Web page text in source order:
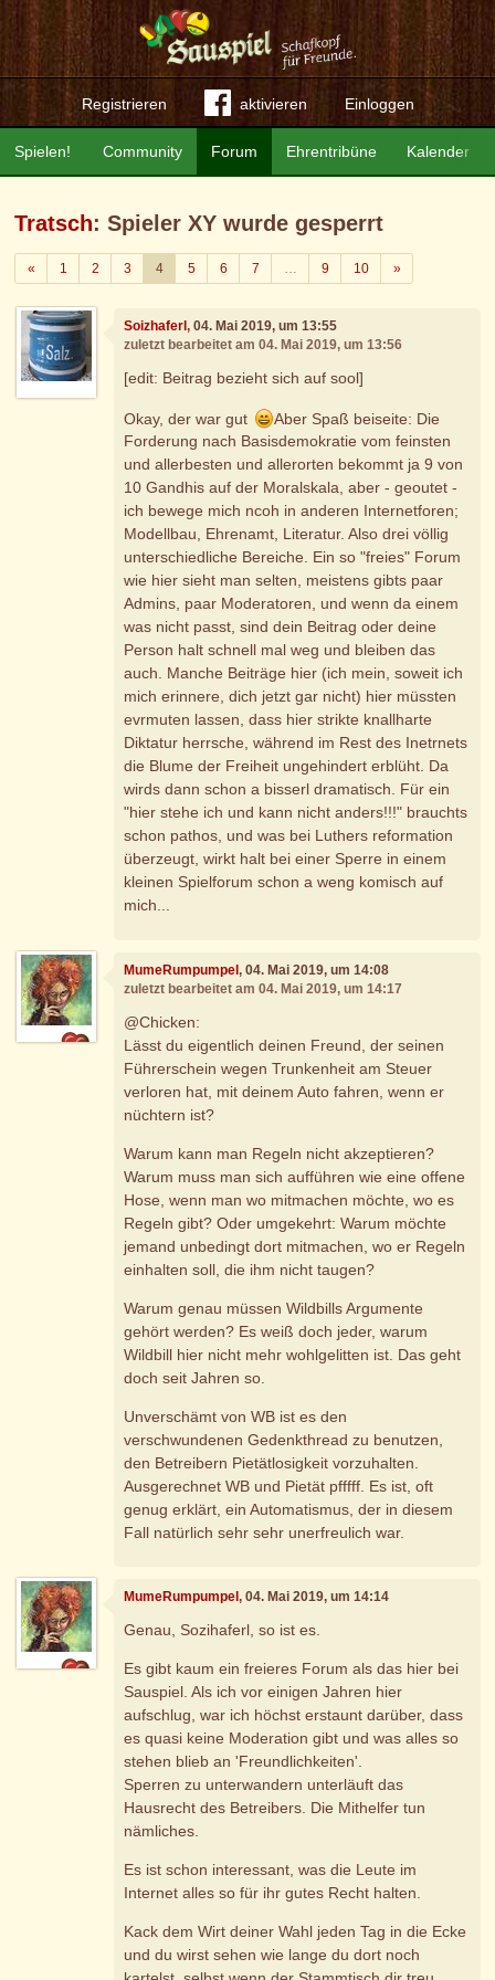
Registrieren aktivieren Einloggen
Community Forum Ehrentribüne Kalender
Spielen!
Tratsch: Spieler XY wurde gesperrt
«Zurück
1 2 3 4 5 6 7 … 9 10 »Weiter
Soizhaferl, 04. Mai 2019, um 13:55
zuletzt bearbeitet am 04. Mai 2019, um 13:56
[edit: Beitrag bezieht sich auf sool]
Okay, der war gut
Aber Spaß beiseite: Die
Forderung nach Basisdemokratie vom feinsten
und allerbesten und allerorten bekommt ja 9 von
10 Gandhis auf der Moralskala, aber - geoutet -
ich bewege mich ncoh in anderen Internetforen;
Modellbau, Ehrenamt, Literatur. Also drei völlig
unterschiedliche Bereiche. Ein so "freies" Forum
wie hier sieht man selten, meistens gibts paar
Admins, paar Moderatoren, und wenn da einem
was nicht passt, sind dein Beitrag oder deine
Person halt schnell mal weg und bleiben das
auch. Manche Beiträge hier (ich mein, soweit ich
mich erinnere, dich jetzt gar nicht) hier müssten
evrmuten lassen, dass hier strikte knallharte
Diktatur herrsche, während im Rest des Inetrnets
die Blume der Freiheit ungehindert erblüht. Da
wirds dann schon a bisserl dramatisch. Für ein
"hier stehe ich und kann nicht anders!!!" brauchts
schon pathos, und was bei Luthers reformation
überzeugt, wirkt halt bei einer Sperre in einem
kleinen Spielforum schon a weng komisch auf
mich...
MumeRumpumpel, 04. Mai 2019, um 14:08
zuletzt bearbeitet am 04. Mai 2019, um 14:17
@Chicken:
Lässt du eigentlich deinen Freund, der seinen
Führerschein wegen Trunkenheit am Steuer
verloren hat, mit deinem Auto fahren, wenn er
nüchtern ist?
Warum kann man Regeln nicht akzeptieren?
Warum muss man sich aufführen wie eine offene
Hose, wenn man wo mitmachen möchte, wo es
Regeln gibt? Oder umgekehrt: Warum möchte
jemand unbedingt dort mitmachen, wo er Regeln
einhalten soll, die ihm nicht taugen?
Warum genau müssen Wildbills Argumente
gehört werden? Es weiß doch jeder, warum
Wildbill hier nicht mehr wohlgelitten ist. Das geht
doch seit Jahren so.
Unverschämt von WB ist es den
verschwundenen Gedenkthread zu benutzen,
den Betreibern Pietätlosigkeit vorzuhalten.
Ausgerechnet WB und Pietät pfffff. Es ist, oft
genug erklärt, ein Automatismus, der in diesem
Fall natürlich sehr sehr unerfreulich war.
MumeRumpumpel, 04. Mai 2019, um 14:14
Genau, Sozihaferl, so ist es.
Es gibt kaum ein freieres Forum als das hier bei
Sauspiel. Als ich vor einigen Jahren hier
aufschlug, war ich höchst erstaunt darüber, dass
es quasi keine Moderation gibt und was alles so
stehen blieb an 'Freundlichkeiten'.
Sperren zu unterwandern unterläuft das
Hausrecht des Betreibers. Die Mithelfer tun
nämliches.
Es ist schon interessant, was die Leute im
Internet alles so für ihr gutes Recht halten.
Kack dem Wirt deiner Wahl jeden Tag in die Ecke
und du wirst sehen wie lange du dort noch